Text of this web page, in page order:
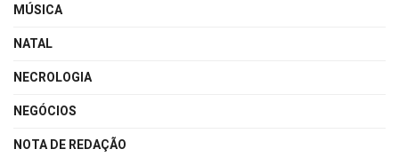
MÚSICA
NATAL
NECROLOGIA
NEGÓCIOS
NOTA DE REDAÇÃO